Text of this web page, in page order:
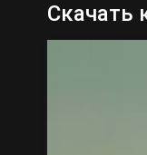
Скачать